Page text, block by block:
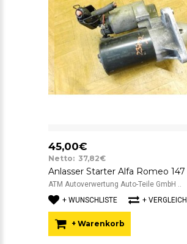
45,00€
Netto: 37,82€
ATM Autoverwertung Auto-Teile GmbH ..
+ WUNSCHLISTE
+ VERGLEICH
+ Warenkorb